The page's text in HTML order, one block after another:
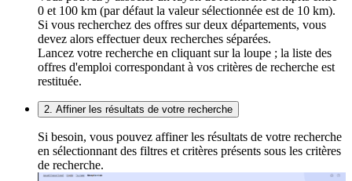
0 et 100 km (par défaut la valeur sélectionnée est de 10 km).
Si vous recherchez des offres sur deux départements, vous
devez alors effectuer deux recherches séparées.
Lancez votre recherche en cliquant sur la loupe ; la liste des
offres d'emploi correspondant à vos critères de recherche est
restituée.
2. Affiner les résultats de votre recherche
Si besoin, vous pouvez affiner les résultats de votre recherche
en sélectionnant des filtres et critères présents sous les critères
de recherche.